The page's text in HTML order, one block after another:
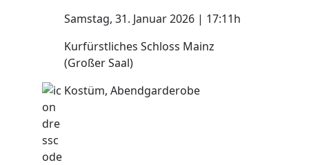
Samstag, 31. Januar 2026 | 17:11h
Kurfürstliches Schloss Mainz
(Großer Saal)
Kostüm, Abendgarderobe